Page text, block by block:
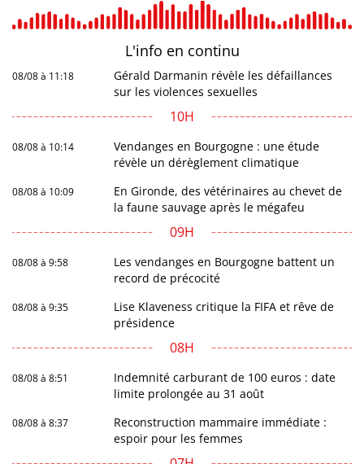
L'info en continu
08/08 à 11:18
Gérald Darmanin révèle les défaillances
sur les violences sexuelles
10H
08/08 à 10:14
Vendanges en Bourgogne : une étude
révèle un dérèglement climatique
08/08 à 10:09
En Gironde, des vétérinaires au chevet de
la faune sauvage après le mégafeu
09H
08/08 à 9:58
Les vendanges en Bourgogne battent un
record de précocité
08/08 à 9:35
Lise Klaveness critique la FIFA et rêve de
présidence
08H
08/08 à 8:51
Indemnité carburant de 100 euros : date
limite prolongée au 31 août
08/08 à 8:37
Reconstruction mammaire immédiate :
espoir pour les femmes